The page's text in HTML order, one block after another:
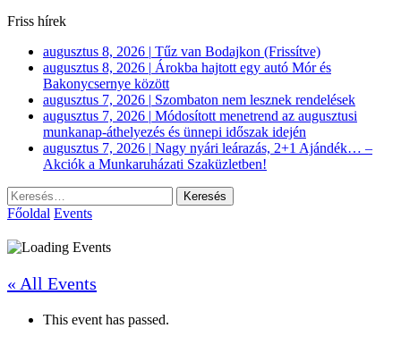
Friss hírek
augusztus 8, 2026 | Tűz van Bodajkon (Frissítve)
augusztus 8, 2026 | Árokba hajtott egy autó Mór és
Bakonycsernye között
augusztus 7, 2026 | Szombaton nem lesznek rendelések
augusztus 7, 2026 | Módosított menetrend az augusztusi
munkanap-áthelyezés és ünnepi időszak idején
augusztus 7, 2026 | Nagy nyári leárazás, 2+1 Ajándék… –
Akciók a Munkaruházati Szaküzletben!
Keresés:
Főoldal Events
« All Events
This event has passed.